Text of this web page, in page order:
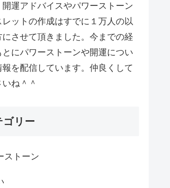
開運アドバイスやパワーストーン
レットの作成はすでに１万人の以
にさせて頂きました。今までの経
とにパワーストーンや開運につい
報を配信しています。仲良くして
いね＾＾
ゴリー
ストーン